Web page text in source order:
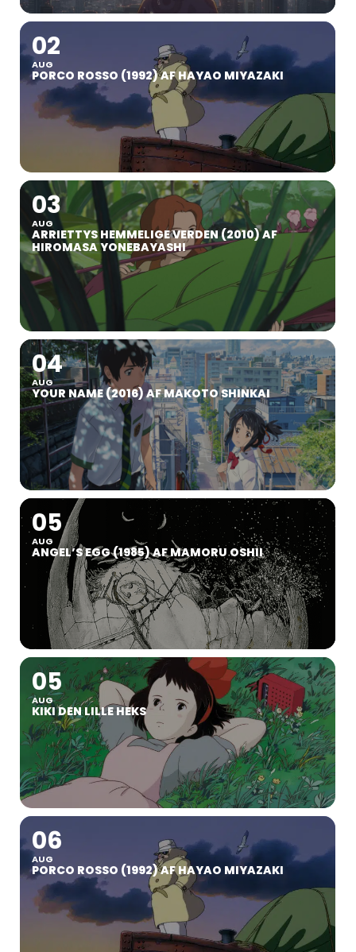
02
AUG
PORCO ROSSO (1992) AF HAYAO MIYAZAKI
03
AUG
ARRIETTYS HEMMELIGE VERDEN (2010) AF
HIROMASA YONEBAYASHI
04
AUG
YOUR NAME (2016) AF MAKOTO SHINKAI
05
AUG
ANGEL’S EGG (1985) AF MAMORU OSHII
05
AUG
KIKI DEN LILLE HEKS
06
AUG
PORCO ROSSO (1992) AF HAYAO MIYAZAKI